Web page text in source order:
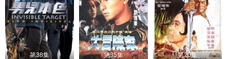
第38集 第35集 第20集